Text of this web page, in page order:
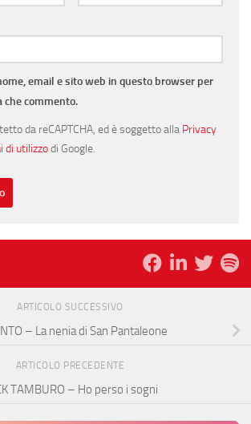
email e sito web in questo browser per
che commento.
da reCAPTCHA, ed è soggetto alla Privacy
di utilizzodi Google.
ARTICOLO SUCCESSIVO
– La nenia di San Pantaleone
ARTICOLO PRECEDENTE
TAMBURO – Ho perso i sogni